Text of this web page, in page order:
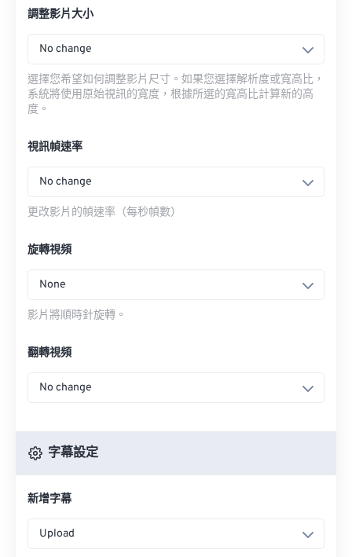
調整影片大小
No change
選擇您希望如何調整影片尺寸。如果您選擇解析度或寬高比，
系統將使用原始視訊的寬度，根據所選的寬高比計算新的高
度。
視訊幀速率
No change
更改影片的幀速率（每秒幀數）
旋轉視頻
None
影片將順時針旋轉。
翻轉視頻
No change
字幕設定
新增字幕
Upload